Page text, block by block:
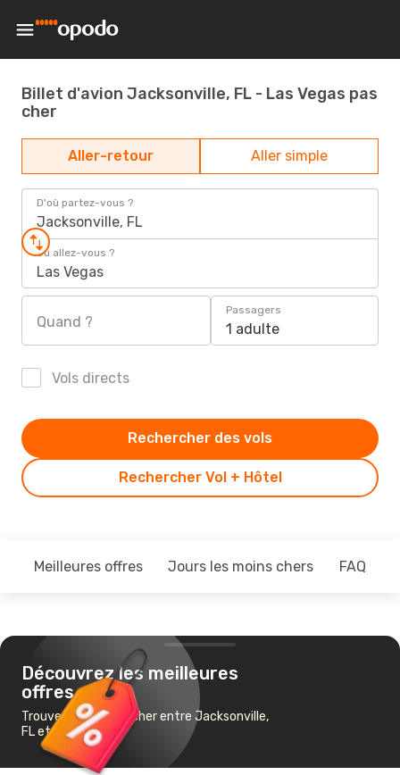
Billet d'avion Jacksonville, FL - Las Vegas pas
cher
Aller-retour Aller simple
D'où partez-vous ?
Jacksonville, FL
Où allez-vous ?
Las Vegas
Quand ?
Passagers
1 adulte
Vols directs
Rechercher Vol + Hôtel
Rechercher des vols
Meilleures offres Jours les moins chers FAQ
Découvrez les meilleures
offres
Trouvez un vol pas cher entre Jacksonville,
FL et Las Vegas